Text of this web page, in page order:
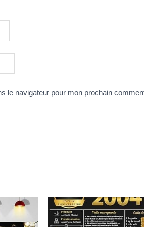
le navigateur pour mon prochain